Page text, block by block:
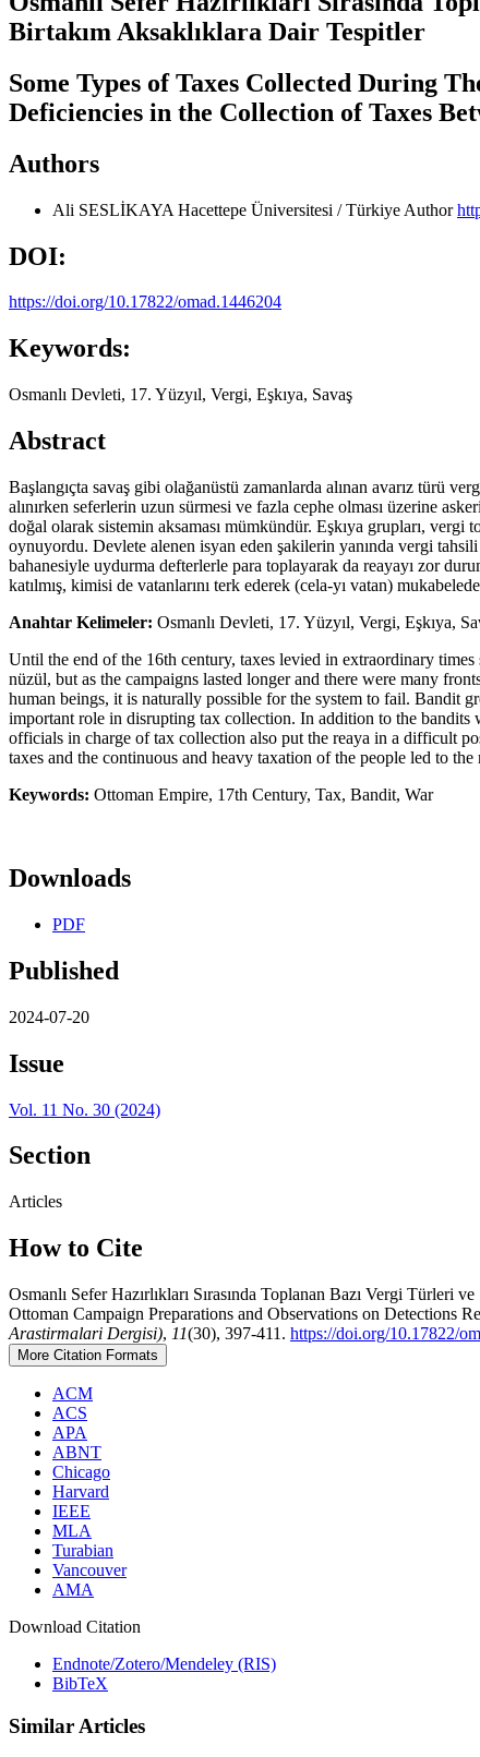
Birtakım Aksaklıklara Dair Tespitler
Some Types of Taxes Collected During
Deficiencies in the Collection of Taxes
Authors
Ali SESLİKAYA Hacettepe Üniversitesi / Türkiye Author
DOI:
https://doi.org/10.17822/omad.1446204
Keywords:
Osmanlı Devleti, 17. Yüzyıl, Vergi, Eşkıya, Savaş
Abstract
Başlangıçta savaş gibi olağanüstü zamanlarda alınan avarız türü
alınırken seferlerin uzun sürmesi ve fazla cephe olması üzerine
doğal olarak sistemin aksaması mümkündür. Eşkıya grupları,
oynuyordu. Devlete alenen isyan eden şakilerin yanında vergi tahsili
bahanesiyle uydurma defterlerle para toplayarak da reayayı zor
katılmış, kimisi de vatanlarını terk ederek (cela-yı vatan)
Anahtar Kelimeler: Osmanlı Devleti, 17. Yüzyıl, Vergi, Eşkıya,
Until the end of the 16th century, taxes levied in extraordinary
nüzül, but as the campaigns lasted longer and there were many
human beings, it is naturally possible for the system to fail. Bandit
important role in disrupting tax collection. In addition to the bandits
officials in charge of tax collection also put the reaya in a difficult
taxes and the continuous and heavy taxation of the people led to
Keywords: Ottoman Empire, 17th Century, Tax, Bandit, War
Downloads
PDF
Published
2024-07-20
Issue
Vol. 11 No. 30 (2024)
Section
Articles
How to Cite
Osmanlı Sefer Hazırlıkları Sırasında Toplanan Bazı Vergi
Ottoman Campaign Preparations and Observations on Detections
Arastirmalari Dergisi), 11(30), 397-411. https://doi.org/10.17822/
More Citation Formats
ACM
ACS
APA
ABNT
Chicago
Harvard
IEEE
MLA
Turabian
Vancouver
AMA
Download Citation
Endnote/Zotero/Mendeley (RIS)
BibTeX
Similar Articles